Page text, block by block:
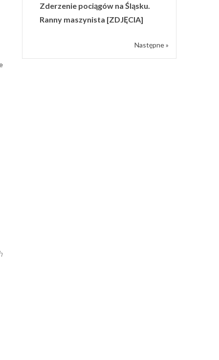
Zderzenie pociągów na Śląsku.
Ranny maszynista [ZDJĘCIA]
Następne »